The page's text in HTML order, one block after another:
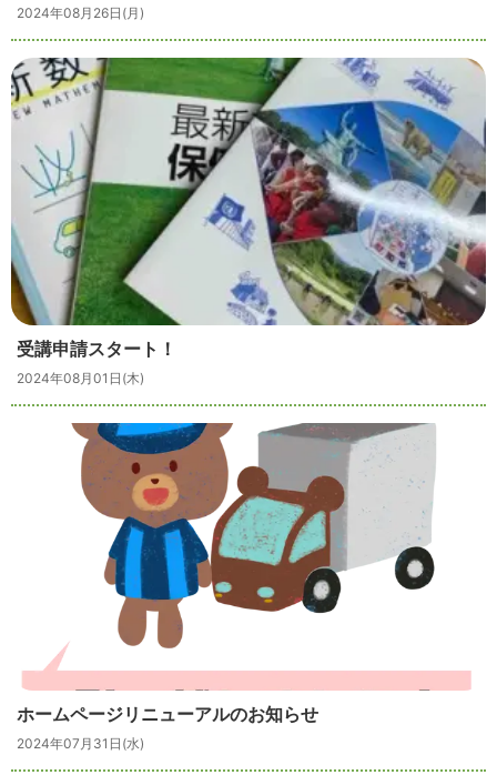
2024年08月26日(月)
受講申請スタート！
2024年08月01日(木)
ホームページリニューアルのお知らせ
2024年07月31日(水)